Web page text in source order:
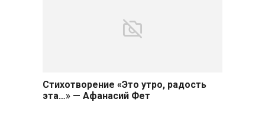
Стихотворение «Это утро, радость
эта…» — Афанасий Фет